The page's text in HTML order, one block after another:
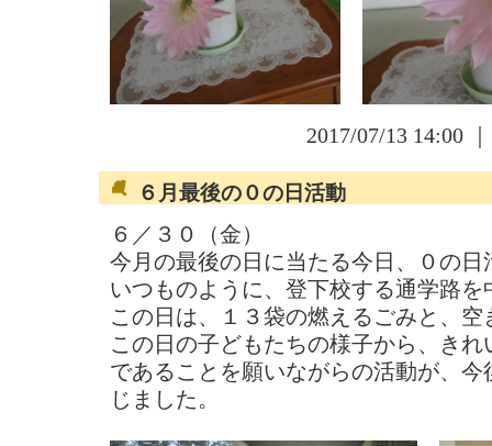
2017/07/13 14:00
６月最後の０の日活動
６／３０（金）
今月の最後の日に当たる今日、０の
いつものように、登下校する通学路
この日は、１３袋の燃えるごみと、
この日の子どもたちの様子から、き
であることを願いながらの活動が、
じました。